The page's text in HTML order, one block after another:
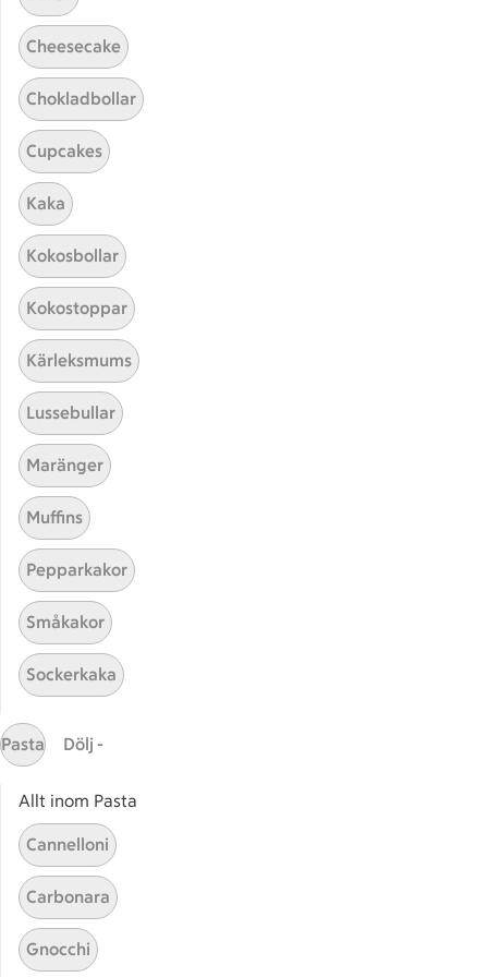
Hittade inget recept
Testa att söka på något nytt, eller ta bort något av
Marinad
Här hittar du alla goda recept du har sparat och
Start
Cheesecake
Chokladbollar
Cupcakes
Kaka
Kokosbollar
Kokostoppar
Kärleksmums
Lussebullar
Maränger
Muffins
Pepparkakor
Småkakor
Sockerkaka
Pasta Dölj -
Allt inom Pasta
Cannelloni
Carbonara
Gnocchi